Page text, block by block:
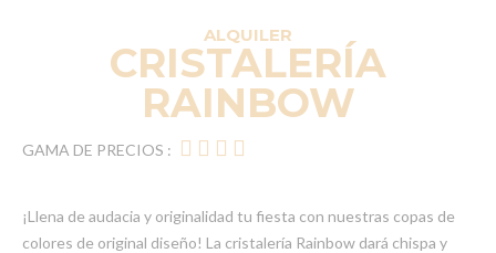
ALQUILER
CRISTALERÍA
RAINBOW
GAMA DE PRECIOS :
¡Llena de audacia y originalidad tu fiesta con nuestras copas de
colores de original diseño! La cristalería Rainbow dará chispa y